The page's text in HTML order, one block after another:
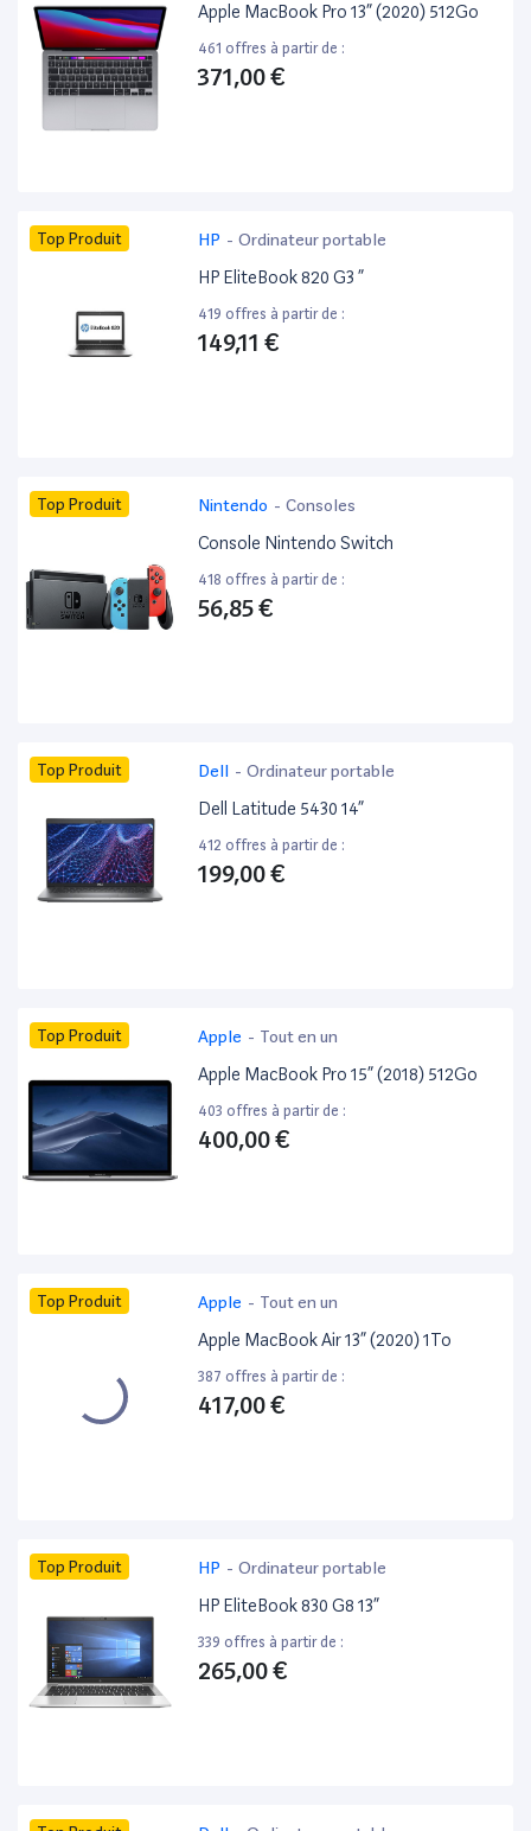
Apple MacBook Pro 13” (2020) 512Go
461 offres à partir de :
371,00 €
Top Produit HP - Ordinateur portable
HP EliteBook 820 G3 ”
419 offres à partir de :
149,11 €
Top Produit Nintendo - Consoles
Console Nintendo Switch
418 offres à partir de :
56,85 €
Top Produit Dell - Ordinateur portable
Dell Latitude 5430 14”
412 offres à partir de :
199,00 €
Top Produit Apple - Tout en un
Apple MacBook Pro 15” (2018) 512Go
403 offres à partir de :
400,00 €
Top Produit Apple - Tout en un
Apple MacBook Air 13” (2020) 1To
387 offres à partir de :
417,00 €
Top Produit HP - Ordinateur portable
HP EliteBook 830 G8 13”
339 offres à partir de :
265,00 €